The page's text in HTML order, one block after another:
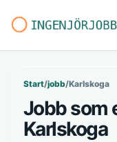
Start/jobb/Karlskoga
Jobb som
Karlskoga